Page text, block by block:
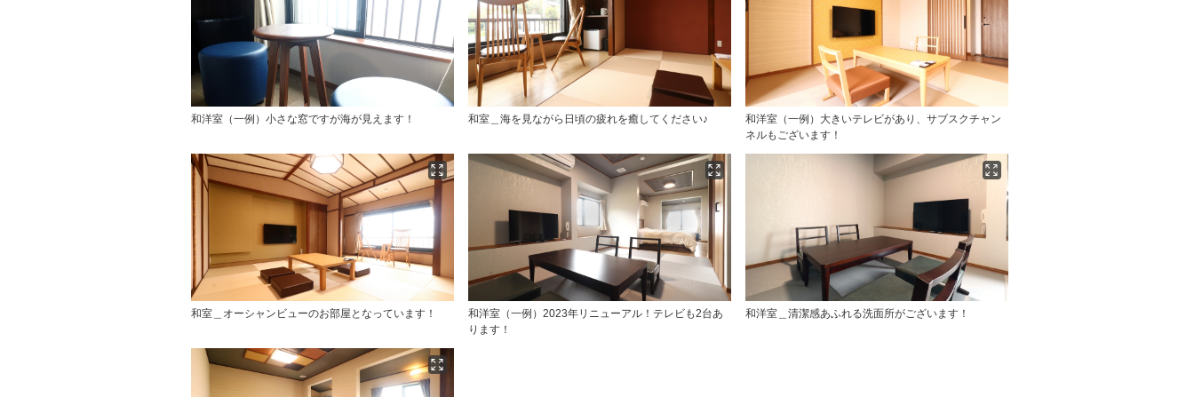
和洋室（一例）小さな窓ですが海が見えます！ 和室＿海を見ながら日頃の疲れを癒してください♪
和洋室（一例）大きいテレビがあり、サブスクチャン
ネルもございます！
和室＿オーシャンビューのお部屋となっています！
和洋室（一例）2023年リニューアル！テレビも2台あ
ります！
和洋室＿清潔感あふれる洗面所がございます！